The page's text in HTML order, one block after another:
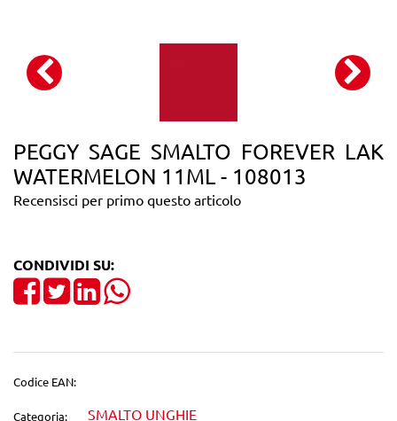
PEGGY SAGE SMALTO FOREVER LAK
WATERMELON 11ML - 108013
Recensisci per primo questo articolo
CONDIVIDI SU:
Share on Facebook
TweetShare on LinkedIn
Codice EAN:
Categoria: SMALTO UNGHIE